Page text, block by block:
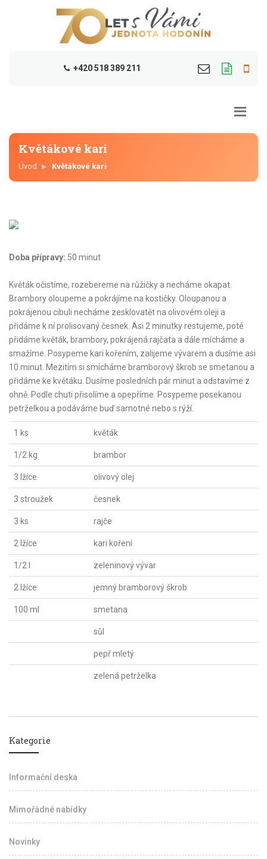
+420 518 389 211
Květákové kari
Úvod Květákové kari
Doba přípravy: 50 minut
Květák očistíme, rozebereme na růžičky a necháme okapat.
Brambory oloupeme a pokrájíme na kostičky. Oloupanou a
pokrájenou cibuli necháme zesklovatět na olivovém oleji a
přidáme k ní prolisovaný česnek. Asi 2 minutky restujeme, poté
přidáme květák, brambory, pokrájená rajčata a dále mícháme a
smažíme. Posypeme kari kořením, zalijeme vývarem a dusíme asi
10 minut. Mezitím si smícháme bramborový škrob se smetanou a
přidáme ke květáku. Dusíme posledních pár minut a odstavíme z
ohně. Podle chuti přisolíme a opepříme. Posypeme posekanou
petrželkou a podáváme buď samotné nebo s rýží.
1 ks květák
1/2 kg brambor
3 lžíce olivový olej
3 stroužek česnek
3 ks rajče
2 lžíce kari koření
1/2 l zeleninový vývar
2 lžíce jemný bramborový škrob
100 ml smetana
sůl
pepř mletý
zelená petrželka
Kategorie
Informační deska
Mimořádné nabídky
Novinky